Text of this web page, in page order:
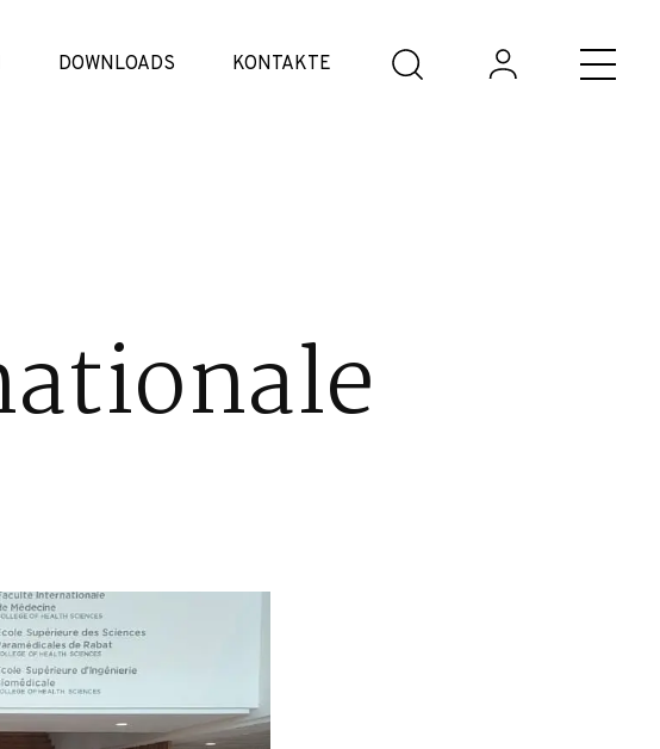
DOWNLOADS KONTAKTE